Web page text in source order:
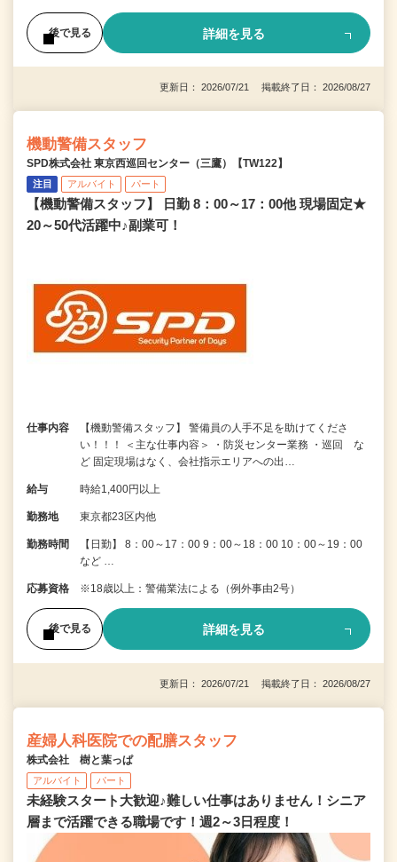
後で見る 詳細を見る
更新日： 2026/07/21 掲載終了日： 2026/08/27
機動警備スタッフ
SPD株式会社 東京西巡回センター（三鷹）【TW122】
注目 アルバイト パート
【機動警備スタッフ】 日勤 8：00～17：00他 現場固定★
20～50代活躍中♪副業可！
仕事内容
【機動警備スタッフ】 警備員の人手不足を助けてくださ
い！！！ ＜主な仕事内容＞ ・防災センター業務 ・巡回 な
ど 固定現場はなく、会社指示エリアへの出…
給与 時給1,400円以上
勤務地 東京都23区内他
勤務時間
【日勤】 8：00～17：00 9：00～18：00 10：00～19：00
など …
応募資格 ※18歳以上：警備業法による（例外事由2号）
後で見る 詳細を見る
更新日： 2026/07/21 掲載終了日： 2026/08/27
産婦人科医院での配膳スタッフ
株式会社 樹と葉っぱ
アルバイト パート
未経験スタート大歓迎♪難しい仕事はありません！シニア
層まで活躍できる職場です！週2～3日程度！